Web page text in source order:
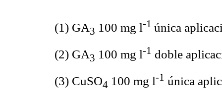
(1) GA3 100 mg l-1 única
(2) GA3 100 mg l-1 doble
(3) CuSO4 100 mg l-1 única